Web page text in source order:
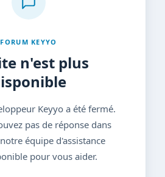
FORUM KEYYO
n'est plus
Keyyo a été fermé.
pas de réponse dans
équipe d'assistance
pour vous aider.